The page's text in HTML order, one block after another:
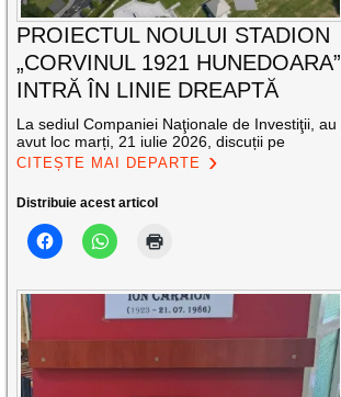
PROIECTUL NOULUI STADION
„CORVINUL 1921 HUNEDOARA”
INTRĂ ÎN LINIE DREAPTĂ
La sediul Companiei Naţionale de Investiţii, au
avut loc marți, 21 iulie 2026, discuții pe
CITEȘTE MAI DEPARTE
Distribuie acest articol